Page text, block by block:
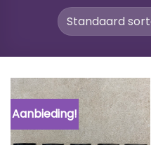
Aanbieding!